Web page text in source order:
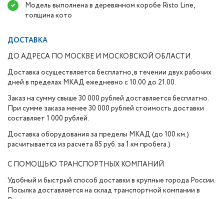
Модель выполнена в деревянном коробе Risto Line,
толщина кото
ДОСТАВКА
ДО АДРЕСА ПО МОСКВЕ И МОСКОВСКОЙ ОБЛАСТИ.
Доставка осуществляется бесплатно, в течении двух рабочих
дней в пределах МКАД ежедневно с 10.00 до 21.00.
Заказ на сумму свыше 30 000 рублей доставляется бесплатно.
При сумме заказа менее 30 000 рублей стоимость доставки
составляет 1 000 рублей.
Доставка оборудования за пределы МКАД (до 100 км.)
расчитывается из расчета 85 руб. за 1 км пробега.)
С ПОМОЩЬЮ ТРАНСПОРТНЫХ КОМПАНИЙ
Удобный и быстрый способ доставки в крупные города России.
Посылка доставляется на склад транспортной компании в